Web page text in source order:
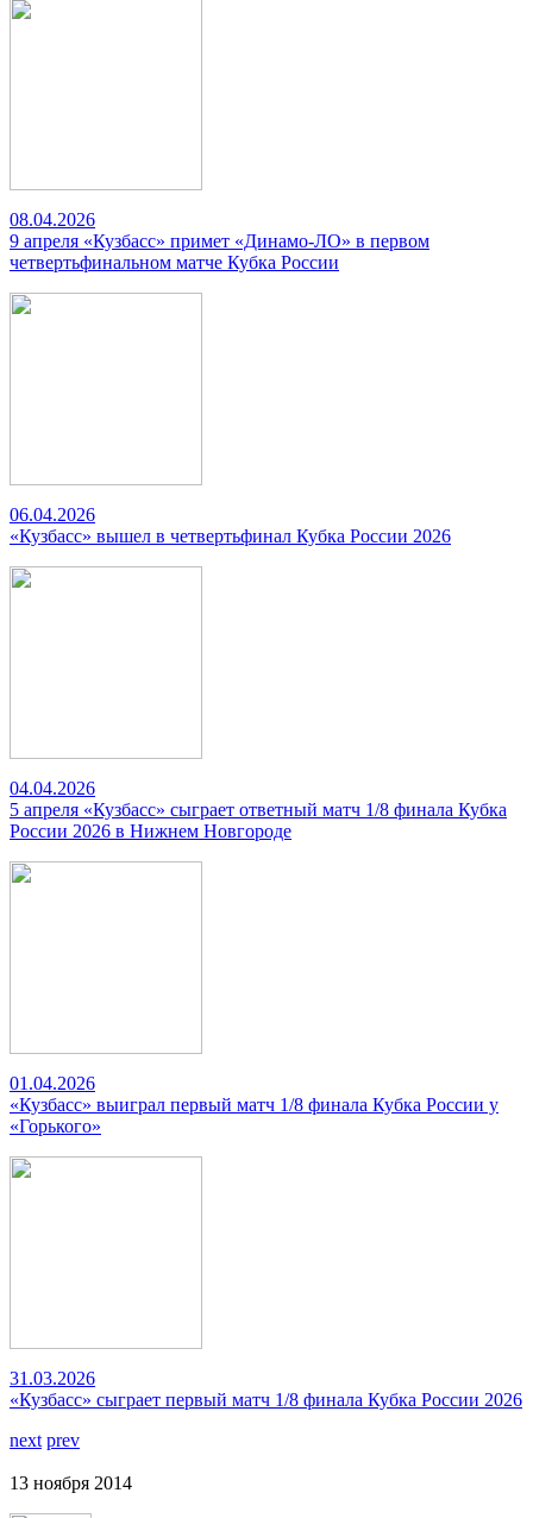
08.04.2026
9 апреля «Кузбасс» примет «Динамо-ЛО» в первом
четвертьфинальном матче Кубка России
06.04.2026
«Кузбасс» вышел в четвертьфинал Кубка России 2026
04.04.2026
5 апреля «Кузбасс» сыграет ответный матч 1/8 финала Кубка
России 2026 в Нижнем Новгороде
01.04.2026
«Кузбасс» выиграл первый матч 1/8 финала Кубка России у
«Горького»
31.03.2026
«Кузбасс» сыграет первый матч 1/8 финала Кубка России 2026
next prev
13 ноября 2014